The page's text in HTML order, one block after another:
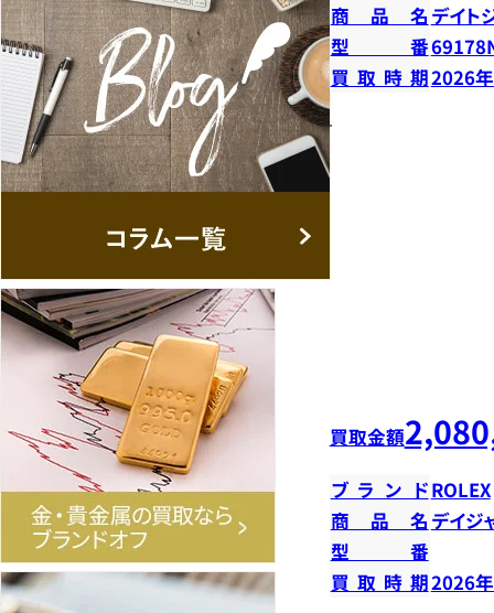
商品名 デイト
型番
買取時期2026
買取金額
ブランドROLEX
商品名 デイジ
型番
買取時期2026